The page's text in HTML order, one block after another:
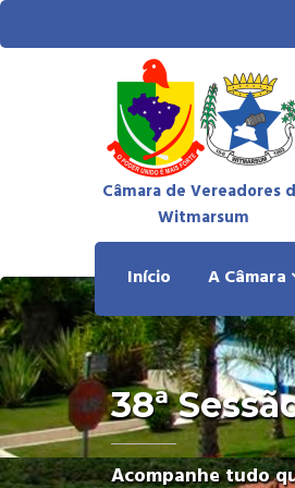
Câmara de Vereadores
Witmarsum
Início A Câmara
38ª
Acompanhe tudo